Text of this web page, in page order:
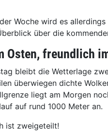
Woche wird es
über die
Osten, freundlich
bleibt die Wetterlage
überwiegen dichte
liegt am Morgen
auf rund 1000 Meter an.
ist zweigeteilt!